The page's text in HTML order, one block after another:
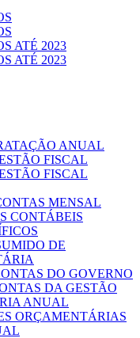
ATÉ 2023
ATÉ 2023
ANUAL
FISCAL
FISCAL
MENSAL
CONTÁBEIS
DE
DO GOVERNO
DA GESTÃO
ANUAL
ORÇAMENTÁRIAS